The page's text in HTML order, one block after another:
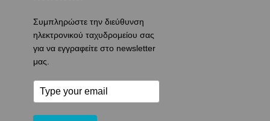
Συμπληρώστε την διεύθυνση
ηλεκτρονικού ταχυδρομείου σας
για να εγγραφείτε στο newsletter
μας.